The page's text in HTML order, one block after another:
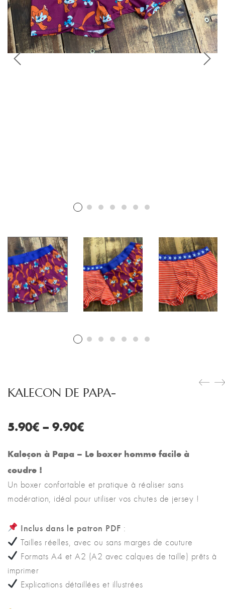
KALECON DE PAPA-
5.90€ – 9.90€
Kaleçon à Papa – Le boxer homme facile à
coudre !
Un boxer confortable et pratique à réaliser sans
modération, idéal pour utiliser vos chutes de jersey !
Inclus dans le patron PDF :
Tailles réelles, avec ou sans marges de couture
Formats A4 et A2 (A2 avec calques de taille) prêts à
imprimer
Explications détaillées et illustrées